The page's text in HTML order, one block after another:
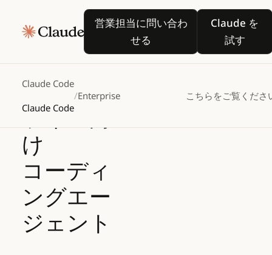
営業担当に問い合わ
せる
営業担当に問い合わせる
Claude を
試す
Claude
Claude Code
Claude Code
/Enterprise こちらをご覧くださ
あらゆる
環境に対
応するエ
ンタープ
ライズ向
け
コーディ
ングエー
ジェント
動画